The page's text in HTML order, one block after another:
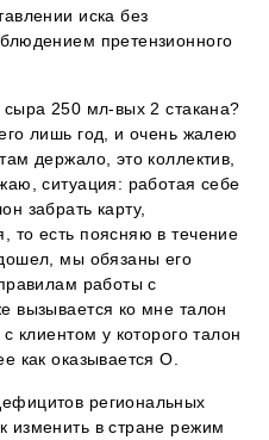
иска без
претензионного
сыра 250 мл-вых 2 стакана?
лишь год, и очень жалею
держало, это коллектив,
ситуация: работая себе
забрать карту,
то есть поясняю в течение
мы обязаны его
работы с
вызывается ко мне талон
клиентом у которого талон
как оказывается О.
региональных
изменить в стране режим